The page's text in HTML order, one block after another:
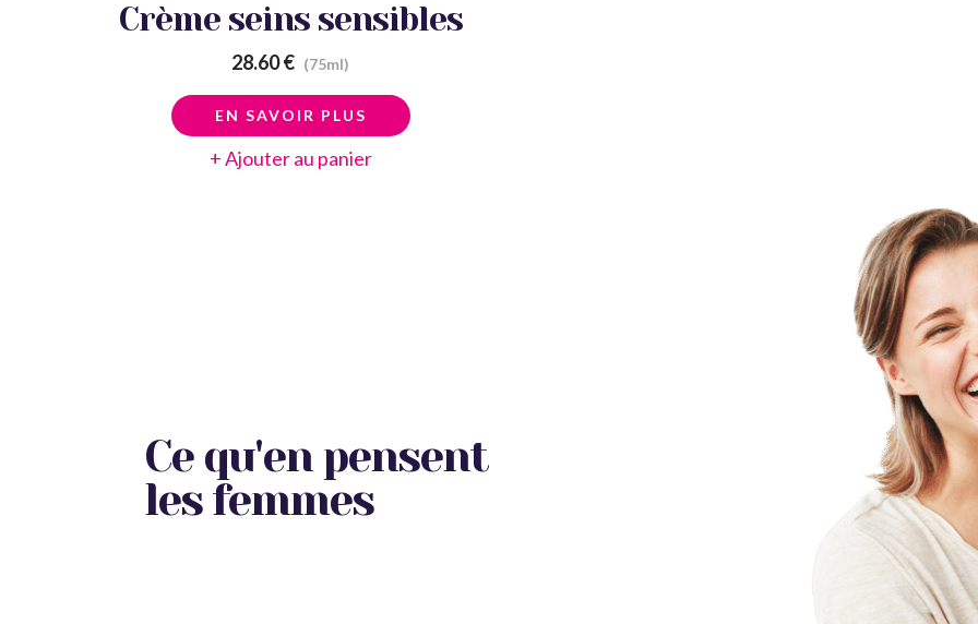
Crème seins sensibles
28.60 € (75ml)
EN SAVOIR PLUS
+ Ajouter au panier
Ce qu'en pensent
les femmes